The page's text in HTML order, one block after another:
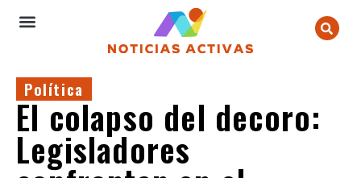
Política
El colapso del decoro:
Legisladores